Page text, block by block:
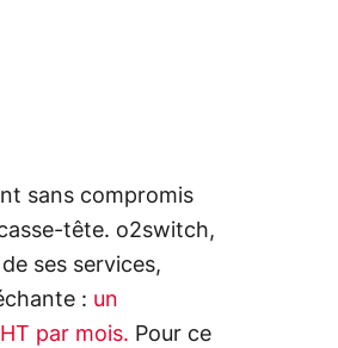
sans compromis
tête. o2switch,
ses services,
: un
par mois. Pour ce